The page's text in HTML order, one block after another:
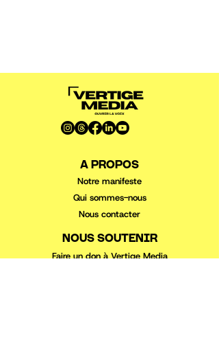
A PROPOS
Notre manifeste
Qui sommes-nous
Nous contacter
NOUS SOUTENIR
Faire un don à Vertige Media